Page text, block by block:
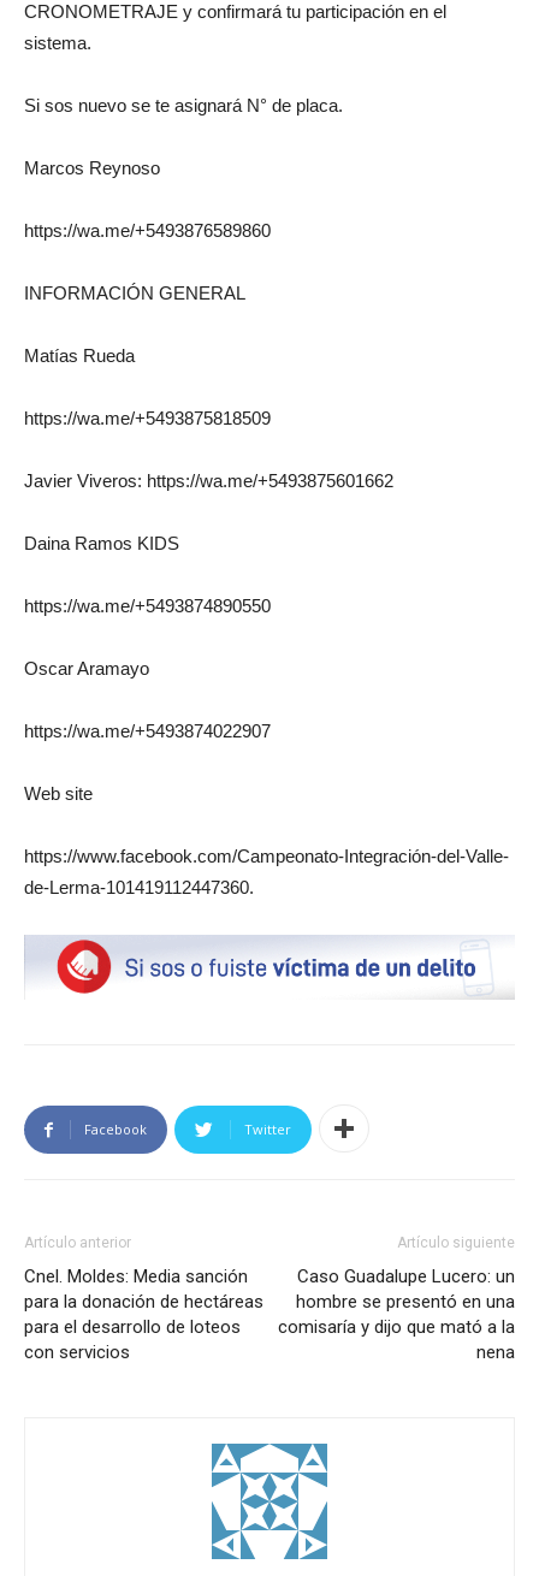
CRONOMETRAJE y confirmará tu participación en el
sistema.
Si sos nuevo se te asignará N° de placa.
Marcos Reynoso
https://wa.me/+5493876589860
INFORMACIÓN GENERAL
Matías Rueda
https://wa.me/+5493875818509
Javier Viveros: https://wa.me/+5493875601662
Daina Ramos KIDS
https://wa.me/+5493874890550
Oscar Aramayo
https://wa.me/+5493874022907
Web site
https://www.facebook.com/Campeonato-Integración-del-Valle-
de-Lerma-101419112447360.
Facebook Twitter
Artículo anterior
Cnel. Moldes: Media sanción
para la donación de hectáreas
para el desarrollo de loteos
con servicios
Artículo siguiente
Caso Guadalupe Lucero: un
hombre se presentó en una
comisaría y dijo que mató a la
nena